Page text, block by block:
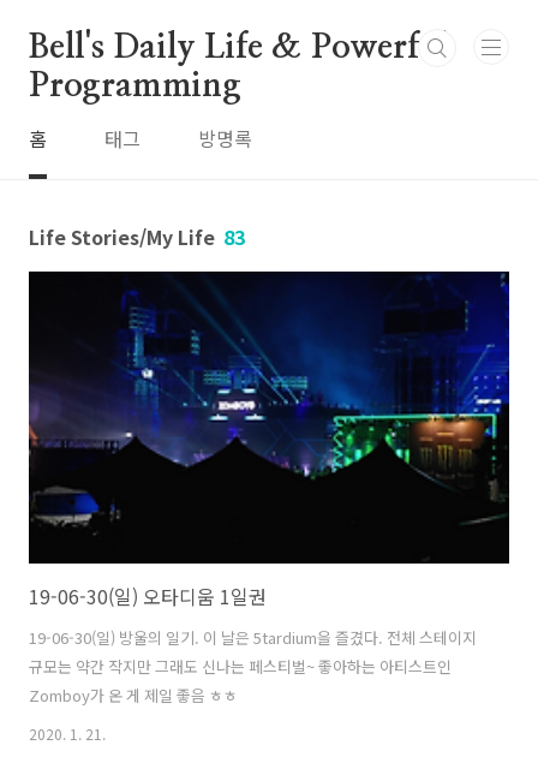
Bell's Daily Life & Powerful
Programming
홈 태그 방명록
Life Stories/My Life 83
19-06-30(일) 오타디움 1일권
19-06-30(일) 방울의 일기. 이 날은 5tardium을 즐겼다. 전체 스테이지
규모는 약간 작지만 그래도 신나는 페스티벌~ 좋아하는 아티스트인
Zomboy가 온 게 제일 좋음 ㅎㅎ
2020. 1. 21.